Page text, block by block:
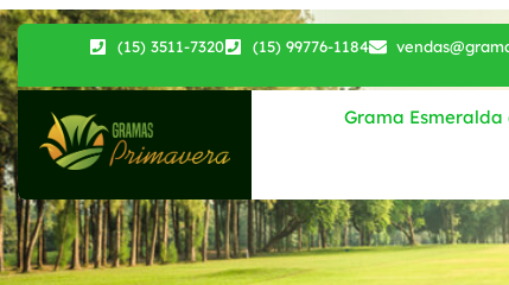
(15) 3511-7320 (15) 99776-1184
Grama Esmeralda